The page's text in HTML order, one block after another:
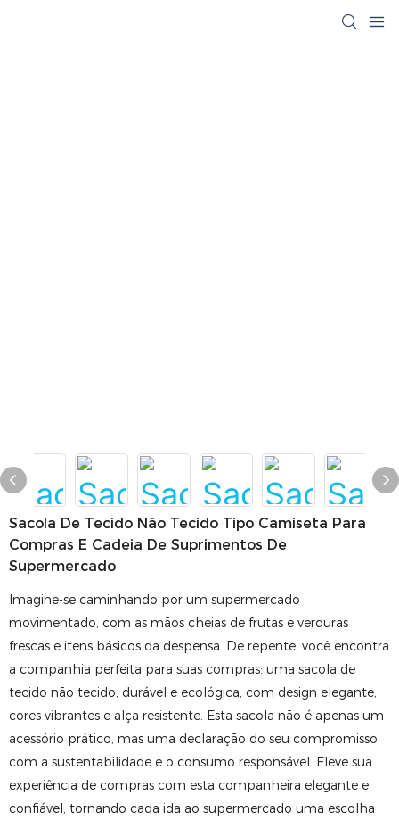
Sacola De Tecido Não Tecido Tipo Camiseta Para
Compras E Cadeia De Suprimentos De
Supermercado
Imagine-se caminhando por um supermercado
movimentado, com as mãos cheias de frutas e verduras
frescas e itens básicos da despensa. De repente, você encontra
a companhia perfeita para suas compras: uma sacola de
tecido não tecido, durável e ecológica, com design elegante,
cores vibrantes e alça resistente. Esta sacola não é apenas um
acessório prático, mas uma declaração do seu compromisso
com a sustentabilidade e o consumo responsável. Eleve sua
experiência de compras com esta companheira elegante e
confiável, tornando cada ida ao supermercado uma escolha